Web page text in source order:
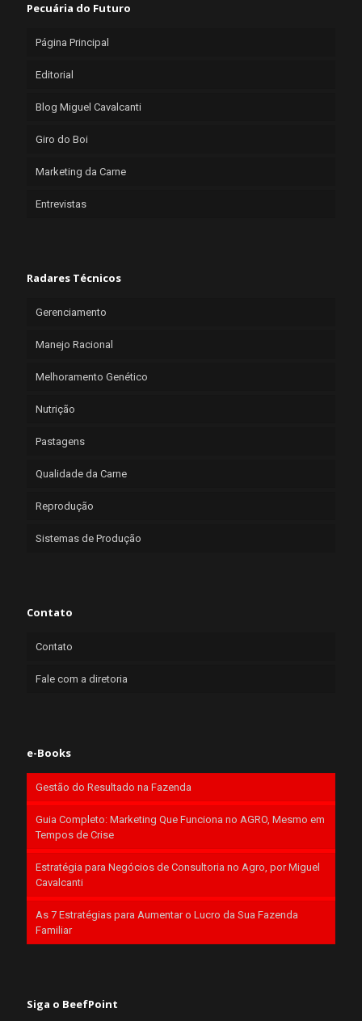
Pecuária do Futuro
Página Principal
Editorial
Blog Miguel Cavalcanti
Giro do Boi
Marketing da Carne
Entrevistas
Radares Técnicos
Gerenciamento
Manejo Racional
Melhoramento Genético
Nutrição
Pastagens
Qualidade da Carne
Reprodução
Sistemas de Produção
Contato
Contato
Fale com a diretoria
e-Books
Gestão do Resultado na Fazenda
Guia Completo: Marketing Que Funciona no AGRO, Mesmo em
Tempos de Crise
Estratégia para Negócios de Consultoria no Agro, por Miguel
Cavalcanti
As 7 Estratégias para Aumentar o Lucro da Sua Fazenda
Familiar
Siga o BeefPoint